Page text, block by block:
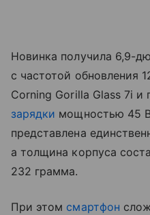
Новинка получила 6,9-
с частотой обновления
Corning Gorilla Glass 7i и
зарядки мощностью 45
представлена
а толщина корпуса
232 грамма.
При этом смартфон